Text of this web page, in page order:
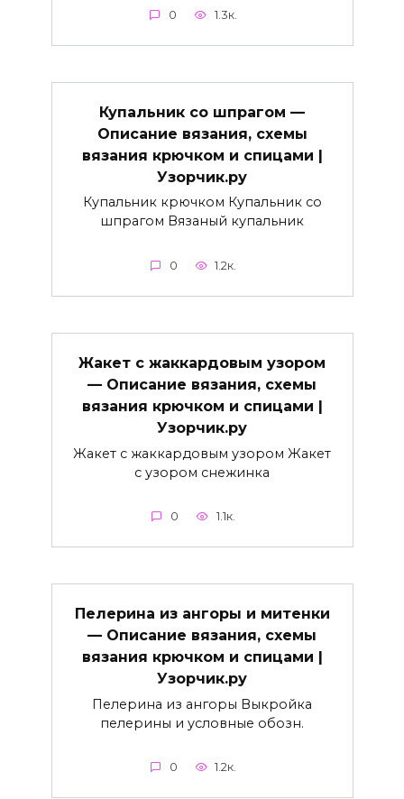
0 1.3к.
Купальник со шпрагом —
Описание вязания, схемы
вязания крючком и спицами |
Узорчик.ру
Купальник крючком Купальник со
шпрагом Вязаный купальник
0 1.2к.
Жакет с жаккардовым узором
— Описание вязания, схемы
вязания крючком и спицами |
Узорчик.ру
Жакет с жаккардовым узором Жакет
с узором снежинка
0 1.1к.
Пелерина из ангоры и митенки
— Описание вязания, схемы
вязания крючком и спицами |
Узорчик.ру
Пелерина из ангоры Выкройка
пелерины и условные обозн.
0 1.2к.